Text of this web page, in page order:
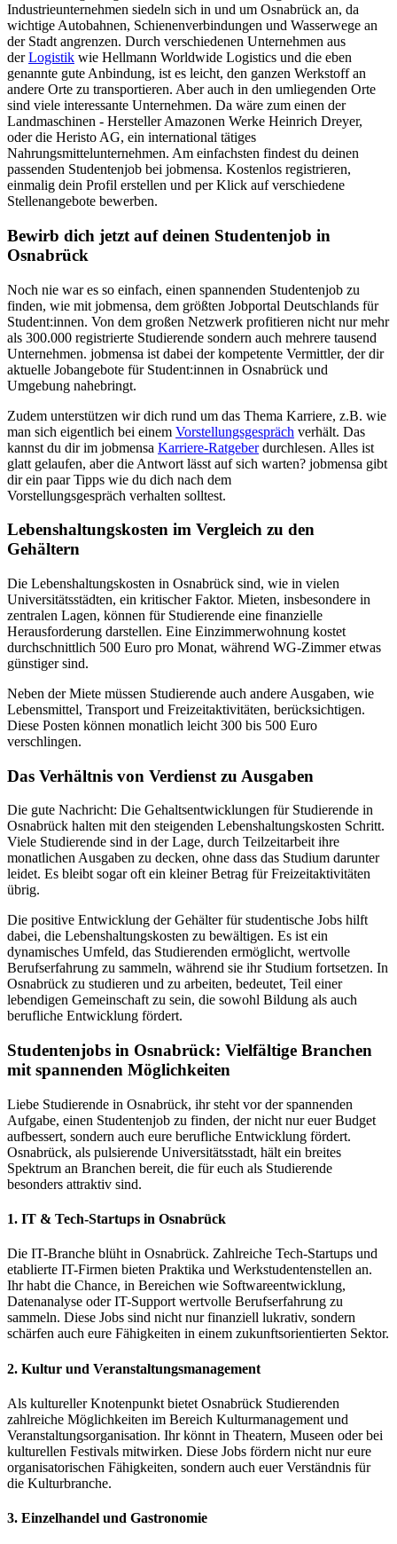
Industrieunternehmen siedeln sich in und um Osnabrück an, da
wichtige Autobahnen, Schienenverbindungen und Wasserwege an
der Stadt angrenzen. Durch verschiedenen Unternehmen aus
derLogistik wie Hellmann Worldwide Logistics und die eben
genannte gute Anbindung, ist es leicht, den ganzen Werkstoff an
andere Orte zu transportieren. Aber auch in den umliegenden Orte
sind viele interessante Unternehmen. Da wäre zum einen der
Landmaschinen - Hersteller Amazonen Werke Heinrich Dreyer,
oder die Heristo AG, ein international tätiges
Nahrungsmittelunternehmen. Am einfachsten findest du deinen
passenden Studentenjob bei jobmensa. Kostenlos registrieren,
einmalig dein Profil erstellen und per Klick auf verschiedene
Stellenangebote bewerben.
Bewirb dich jetzt auf deinen Studentenjob in
Osnabrück
Noch nie war es so einfach, einen spannenden Studentenjob zu
finden, wie mit jobmensa, dem größten Jobportal Deutschlands für
Student:innen. Von dem großen Netzwerk profitieren nicht nur mehr
als 300.000 registrierte Studierende sondern auch mehrere tausend
Unternehmen. jobmensa ist dabei der kompetente Vermittler, der dir
aktuelle Jobangebote für Student:innen in Osnabrück und
Umgebung nahebringt.
Zudem unterstützen wir dich rund um das Thema Karriere, z.B. wie
man sich eigentlich bei einem Vorstellungsgespräch verhält. Das
kannst du dir im jobmensa Karriere-Ratgeberdurchlesen. Alles ist
glatt gelaufen, aber die Antwort lässt auf sich warten? jobmensa gibt
dir ein paar Tipps wie du dich nach dem
Vorstellungsgespräch verhalten solltest.
Lebenshaltungskosten im Vergleich zu den
Gehältern
Die Lebenshaltungskosten in Osnabrück sind, wie in vielen
Universitätsstädten, ein kritischer Faktor. Mieten, insbesondere in
zentralen Lagen, können für Studierende eine finanzielle
Herausforderung darstellen. Eine Einzimmerwohnung kostet
durchschnittlich 500 Euro pro Monat, während WG-Zimmer etwas
günstiger sind.
Neben der Miete müssen Studierende auch andere Ausgaben, wie
Lebensmittel, Transport und Freizeitaktivitäten, berücksichtigen.
Diese Posten können monatlich leicht 300 bis 500 Euro
verschlingen.
Das Verhältnis von Verdienst zu Ausgaben
Die gute Nachricht: Die Gehaltsentwicklungen für Studierende in
Osnabrück halten mit den steigenden Lebenshaltungskosten Schritt.
Viele Studierende sind in der Lage, durch Teilzeitarbeit ihre
monatlichen Ausgaben zu decken, ohne dass das Studium darunter
leidet. Es bleibt sogar oft ein kleiner Betrag für Freizeitaktivitäten
übrig.
Die positive Entwicklung der Gehälter für studentische Jobs hilft
dabei, die Lebenshaltungskosten zu bewältigen. Es ist ein
dynamisches Umfeld, das Studierenden ermöglicht, wertvolle
Berufserfahrung zu sammeln, während sie ihr Studium fortsetzen. In
Osnabrück zu studieren und zu arbeiten, bedeutet, Teil einer
lebendigen Gemeinschaft zu sein, die sowohl Bildung als auch
berufliche Entwicklung fördert.
Studentenjobs in Osnabrück: Vielfältige Branchen
mit spannenden Möglichkeiten
Liebe Studierende in Osnabrück, ihr steht vor der spannenden
Aufgabe, einen Studentenjob zu finden, der nicht nur euer Budget
aufbessert, sondern auch eure berufliche Entwicklung fördert.
Osnabrück, als pulsierende Universitätsstadt, hält ein breites
Spektrum an Branchen bereit, die für euch als Studierende
besonders attraktiv sind.
1. IT & Tech-Startups in Osnabrück
Die IT-Branche blüht in Osnabrück. Zahlreiche Tech-Startups und
etablierte IT-Firmen bieten Praktika und Werkstudentenstellen an.
Ihr habt die Chance, in Bereichen wie Softwareentwicklung,
Datenanalyse oder IT-Support wertvolle Berufserfahrung zu
sammeln. Diese Jobs sind nicht nur finanziell lukrativ, sondern
schärfen auch eure Fähigkeiten in einem zukunftsorientierten Sektor.
2. Kultur und Veranstaltungsmanagement
Als kultureller Knotenpunkt bietet Osnabrück Studierenden
zahlreiche Möglichkeiten im Bereich Kulturmanagement und
Veranstaltungsorganisation. Ihr könnt in Theatern, Museen oder bei
kulturellen Festivals mitwirken. Diese Jobs fördern nicht nur eure
organisatorischen Fähigkeiten, sondern auch euer Verständnis für
die Kulturbranche.
3. Einzelhandel und Gastronomie